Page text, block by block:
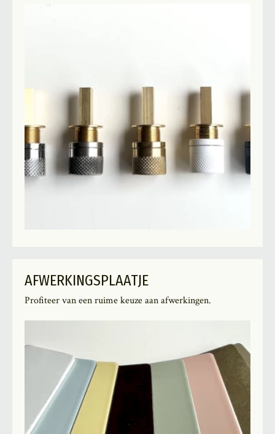
AFWERKINGSPLAATJE
Profiteer van een ruime keuze aan afwerkingen.